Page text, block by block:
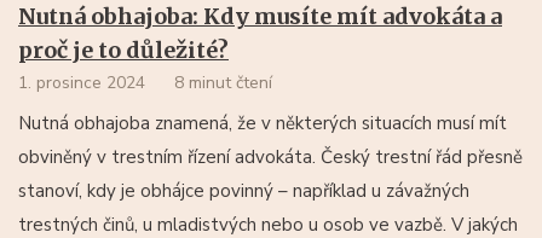
Nutná obhajoba: Kdy musíte mít advokáta a
proč je to důležité?
1. prosince 2024 8 minut čtení
Nutná obhajoba znamená, že v některých situacích musí mít
obviněný v trestním řízení advokáta. Český trestní řád přesně
stanoví, kdy je obhájce povinný – například u závažných
trestných činů, u mladistvých nebo u osob ve vazbě. V jakých